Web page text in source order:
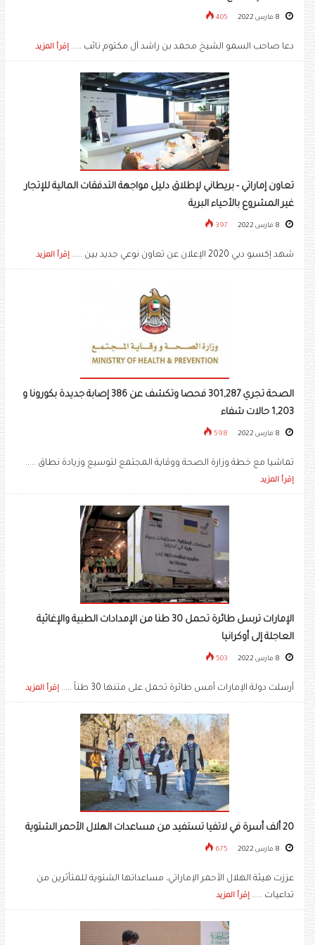
405
دعا صاحب السمو الشيخ محمد بن راشد آل مكتوم نائب ..... إقرأ المزيد
تعاون إماراتي - بريطاني لإطلاق دليل مواجهة التدفقات المالية للإتجار
غير المشروع بالأحياء البرية
397
شهد إكسبو دبي 2020 الإعلان عن تعاون نوعي جديد بين ..... إقرأ المزيد
الصحة تجري 301,287 فحصا وتكشف عن 386 إصابة جديدة بكورونا و
1,203 حالات شفاء
598
تماشيا مع خطة وزارة الصحة ووقاية المجتمع لتوسيع وزيادة نطاق .....
إقرأ المزيد
الإمارات ترسل طائرة تحمل 30 طنا من الإمدادات الطبية والإغاثية
العاجلة إلى أوكرانيا
503
أرسلت دولة الإمارات أمس طائرة تحمل على متنها 30 طناً ..... إقرأ المزيد
20 ألف أسرة في لاتفيا تستفيد من مساعدات الهلال الأحمر الشتوية
675
عززت هيئة الهلال الأحمر الإماراتي، مساعداتها الشتوية للمتأثرين من
تداعيات ..... إقرأ المزيد